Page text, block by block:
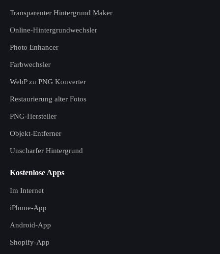
Transparenter Hintergrund Maker
Online-Hintergrundwechsler
Photo Enhancer
Farbwechsler
WebP zu PNG Konverter
Restaurierung alter Fotos
PNG-Hersteller
Objekt-Entferner
Unscharfer Hintergrund
Kostenlose Apps
Im Internet
iPhone-App
Android-App
Shopify-App